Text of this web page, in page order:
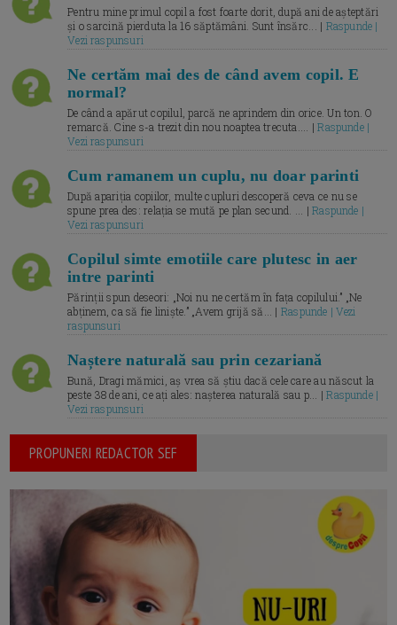
Pentru mine primul copil a fost foarte dorit, după ani de așteptări
și o sarcină pierduta la 16 săptămâni. Sunt însărc... | Raspunde |
Vezi raspunsuri
Ne certăm mai des de când avem copil. E
normal?
De când a apărut copilul, parcă ne aprindem din orice. Un ton. O
remarcă. Cine s-a trezit din nou noaptea trecuta.... |Raspunde |
Vezi raspunsuri
Cum ramanem un cuplu, nu doar parinti
După apariția copiilor, multe cupluri descoperă ceva ce nu se
spune prea des: relația se mută pe plan secund. ... |Raspunde |
Vezi raspunsuri
Copilul simte emotiile care plutesc in aer
intre parinti
Părinții spun deseori: „Noi nu ne certăm în fața copilului.” „Ne
abținem, ca să fie liniște.” „Avem grijă să... | Raspunde | Vezi
raspunsuri
Naștere naturală sau prin cezariană
Bună, Dragi mămici, aș vrea să știu dacă cele care au născut la
peste 38 de ani, ce ați ales: nașterea naturală sau p... |Raspunde |
Vezi raspunsuri
PROPUNERI REDACTOR SEF